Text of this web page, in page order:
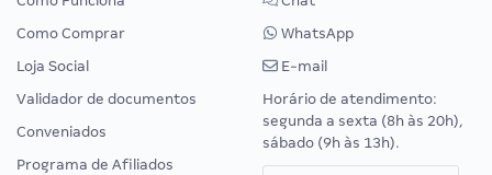
Como Comprar
Loja Social
Validador de documentos
Conveniados
Programa de Afiliados
WhatsApp
E-mail
Horário de atendimento:
segunda a sexta (8h às 20h),
sábado (9h às 13h).